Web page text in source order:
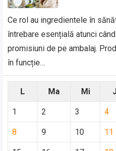
Ce rol au ingredientele în
întrebare esențială atunci
promisiuni de pe ambalaj.
în funcție…
L Ma Mi
1 2 3 4
8 9 10 11